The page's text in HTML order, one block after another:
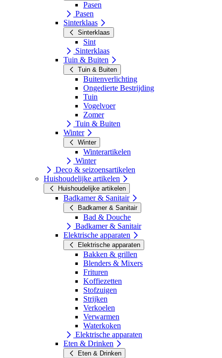
Pasen
Pasen
Sinterklaas
Sinterklaas
Sint
Sinterklaas
Tuin & Buiten
Tuin & Buiten
Buitenverlichting
Ongedierte Bestrijding
Tuin
Vogelvoer
Zomer
Tuin & Buiten
Winter
Winter
Winterartikelen
Winter
Deco & seizoensartikelen
Huishoudelijke artikelen
Huishoudelijke artikelen
Badkamer & Sanitair
Badkamer & Sanitair
Bad & Douche
Badkamer & Sanitair
Elektrische apparaten
Elektrische apparaten
Bakken & grillen
Blenders & Mixers
Frituren
Koffiezetten
Stofzuigen
Strijken
Verkoelen
Verwarmen
Waterkoken
Elektrische apparaten
Eten & Drinken
Eten & Drinken